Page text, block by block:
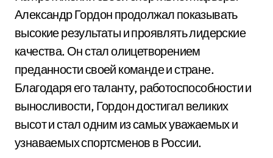
Александр Гордон продолжал показывать
высокие результаты и проявлять лидерские
качества. Он стал олицетворением
преданности своей команде и стране.
Благодаря его таланту, работоспособности и
выносливости, Гордон достигал великих
высот и стал одним из самых уважаемых и
узнаваемых спортсменов в России.